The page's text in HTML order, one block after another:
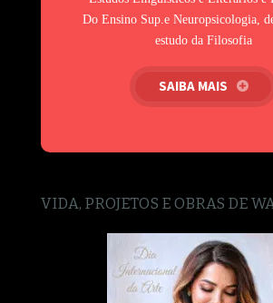
Do Ensino Sup.e Neuropsicologia,
estudo da Filosofia
SAIBA MAIS
VIDA, PROJETOS E OBRAS DE